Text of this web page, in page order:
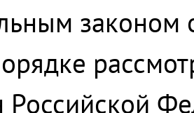
законом
Российской